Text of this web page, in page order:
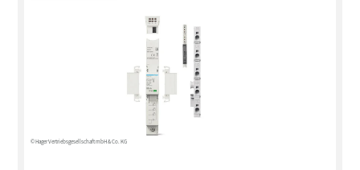
© Hager Vertriebsgesellschaft mbH & Co. KG